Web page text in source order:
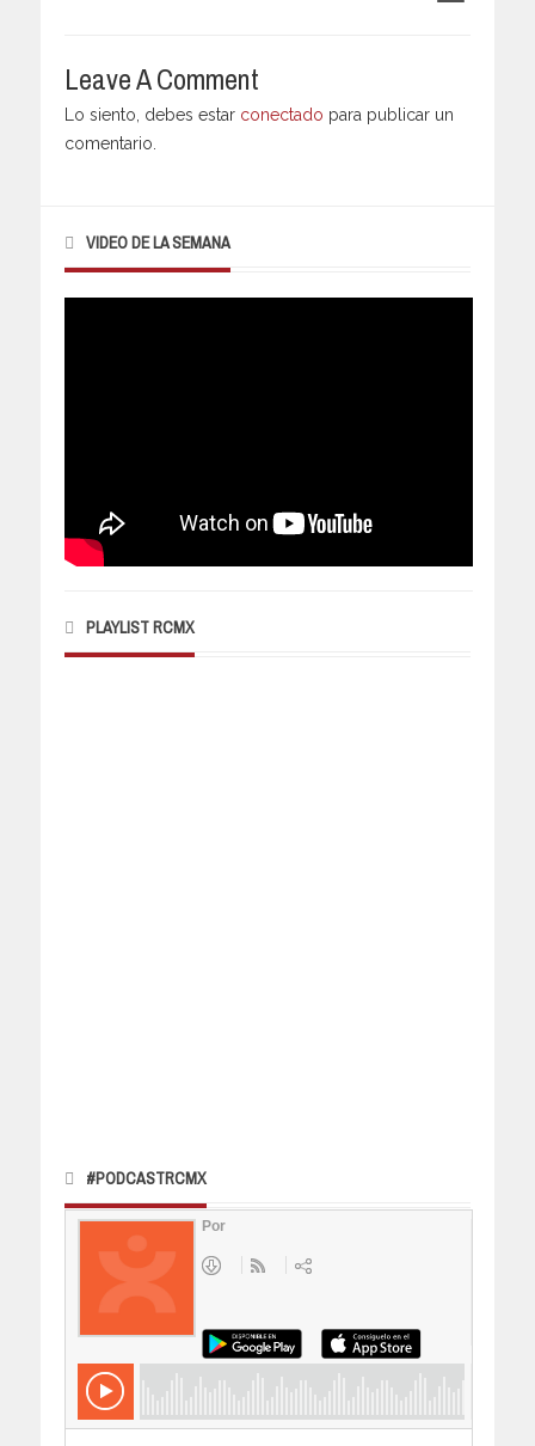
Leave A Comment
Lo siento, debes estar conectado para publicar un
comentario.
VIDEO DE LA SEMANA
PLAYLIST RCMX
#PODCASTRCMX